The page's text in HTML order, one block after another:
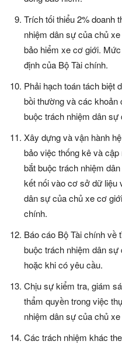
Trích tối thiểu 2% doanh
nhiệm dân sự của chủ
bảo hiểm xe cơ giới.
định của Bộ Tài chính.
Phải hạch toán tách biệt
bồi thường và các khoản
buộc trách nhiệm dân
Xây dựng và vận hành
bảo việc thống kê và
bắt buộc trách nhiệm
kết nối vào cơ sở dữ liệu
dân sự của chủ xe cơ
chính.
Báo cáo Bộ Tài chính về
buộc trách nhiệm dân
hoặc khi có yêu cầu.
Chịu sự kiểm tra, giám
thẩm quyền trong việc
nhiệm dân sự của chủ
Các trách nhiệm khác